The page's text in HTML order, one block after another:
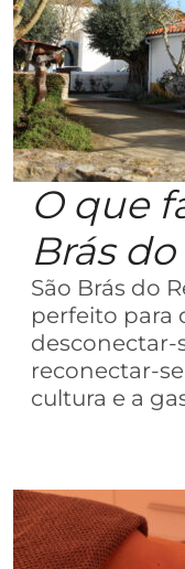
O que
Brás
São Brás do
perfeito para
desconectar-
reconectar-
cultura e a